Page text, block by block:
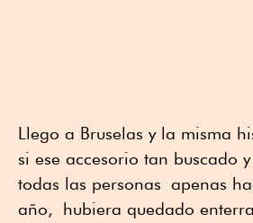
Llego a Bruselas y la misma
si ese accesorio tan buscado
todas las personas apenas
año, hubiera quedado